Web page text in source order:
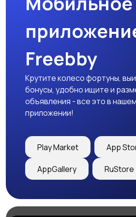
Freebby
Крутите колесо фортуны,
бонусы, удобно ищите и
объявления - все это в
приложении!
Play Market App
AppGallery RuStore